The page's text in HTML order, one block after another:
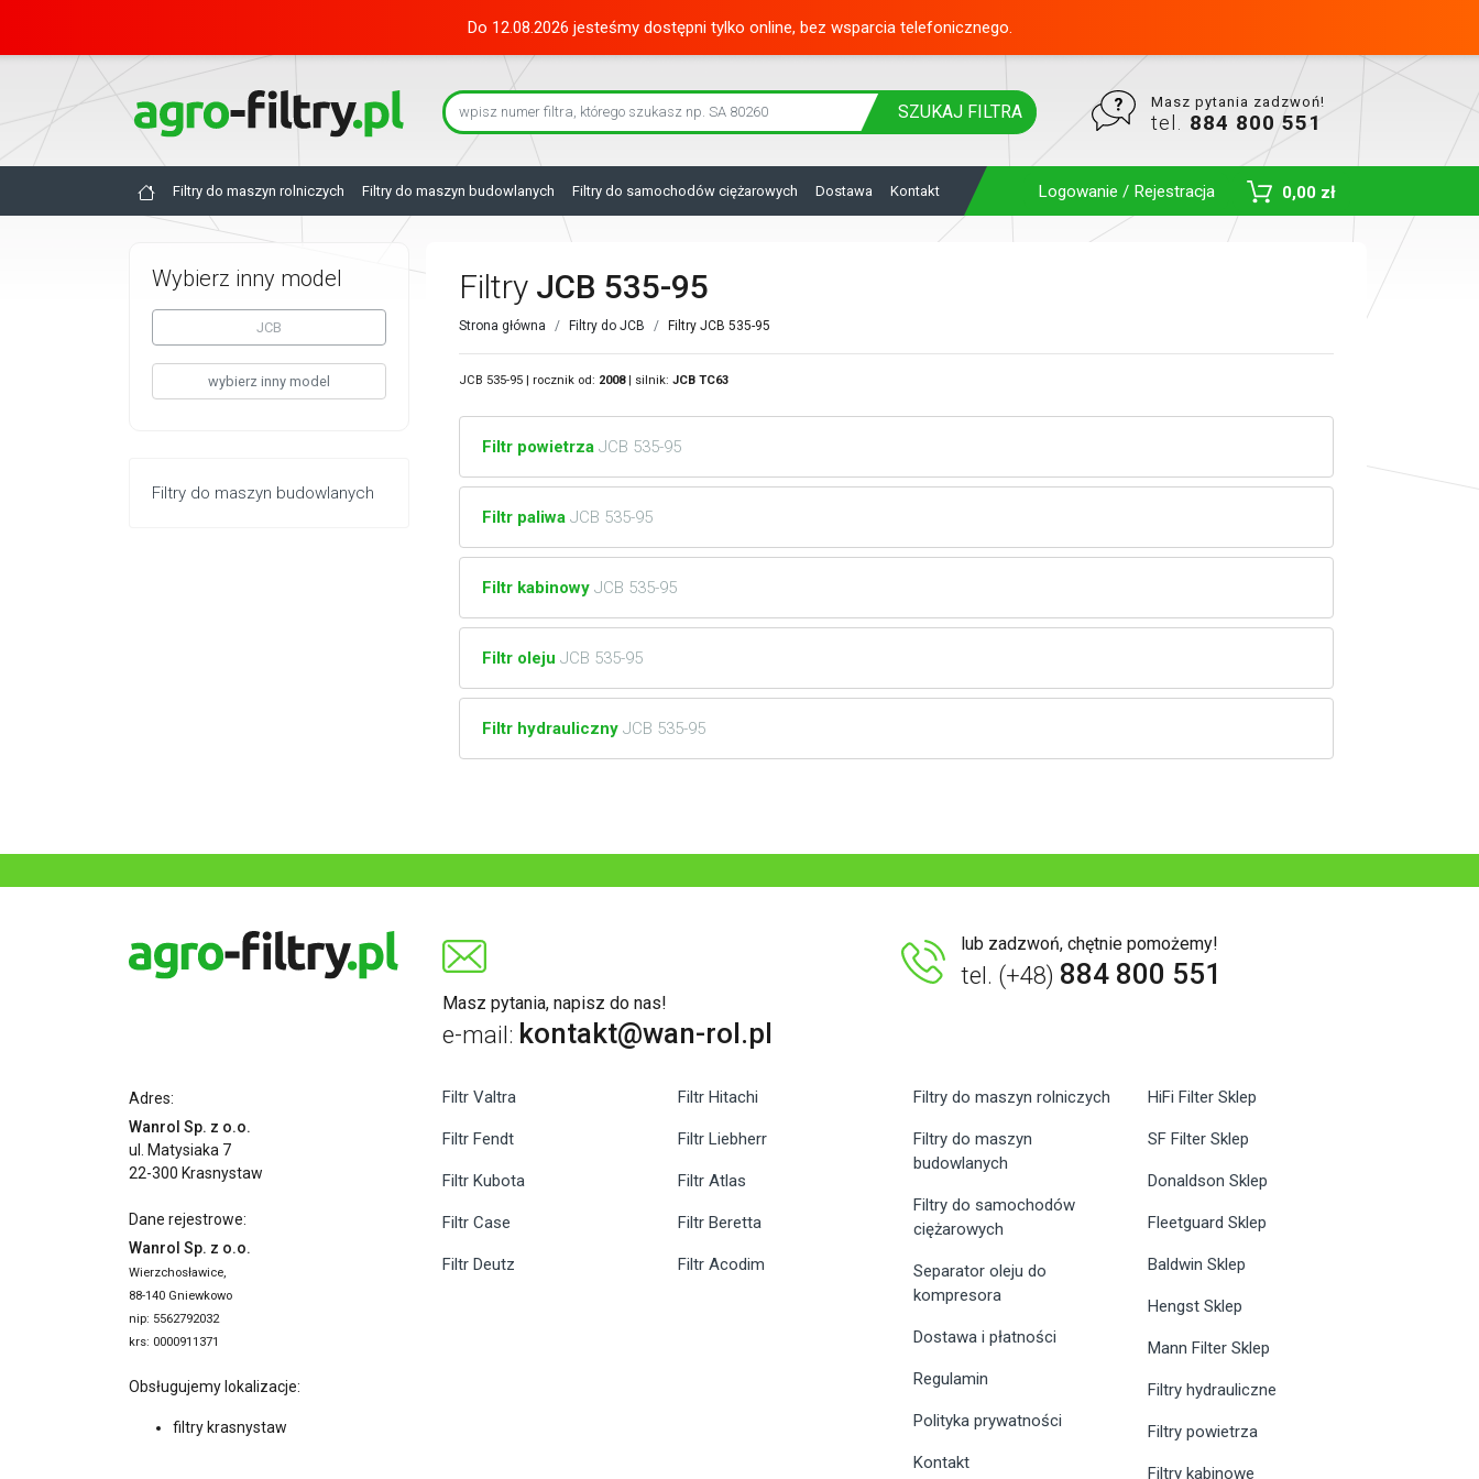
Do 12.08.2026 jesteśmy dostępni tylko online, bez wsparcia telefonicznego.
SZUKAJ FILTRA Masz pytania zadzwoń!
tel. 884 800 551
Filtry do maszyn rolniczych Filtry do maszyn budowlanych Filtry do samochodów ciężarowych Dostawa Kontakt Logowanie / Rejestracja 0,00 zł
Toggle Dropdown
Wybierz inny model
JCB
wybierz inny model
Filtry do maszyn budowlanych
Filtry JCB 535-95
Strona główna Filtry do JCB Filtry JCB 535-95
JCB 535-95 | rocznik od: 2008| silnik: JCB TC63
Filtr powietrza JCB 535-95
Filtr paliwa JCB 535-95
Filtr kabinowy JCB 535-95
Filtr oleju JCB 535-95
Filtr hydrauliczny JCB 535-95
Masz pytania, napisz do nas!
e-mail: kontakt@wan-rol.pl
lub zadzwoń, chętnie pomożemy!
tel. (+48) 884 800 551
Adres:
Wanrol Sp. z o.o.
ul. Matysiaka 7
22-300 Krasnystaw
Dane rejestrowe:
Wanrol Sp. z o.o.
Wierzchosławice,
88-140 Gniewkowo
nip: 5562792032
krs: 0000911371
Obsługujemy lokalizacje:
filtry krasnystaw
Filtr Valtra
Filtr Fendt
Filtr Kubota
Filtr Case
Filtr Deutz
Filtr Hitachi
Filtr Liebherr
Filtr Atlas
Filtr Beretta
Filtr Acodim
Filtry do maszyn rolniczych
Filtry do maszyn
budowlanych
Filtry do samochodów
ciężarowych
Separator oleju do
kompresora
Dostawa i płatności
Regulamin
Polityka prywatności
Kontakt
HiFi Filter Sklep
SF Filter Sklep
Donaldson Sklep
Fleetguard Sklep
Baldwin Sklep
Hengst Sklep
Mann Filter Sklep
Filtry hydrauliczne
Filtry powietrza
Filtry kabinowe